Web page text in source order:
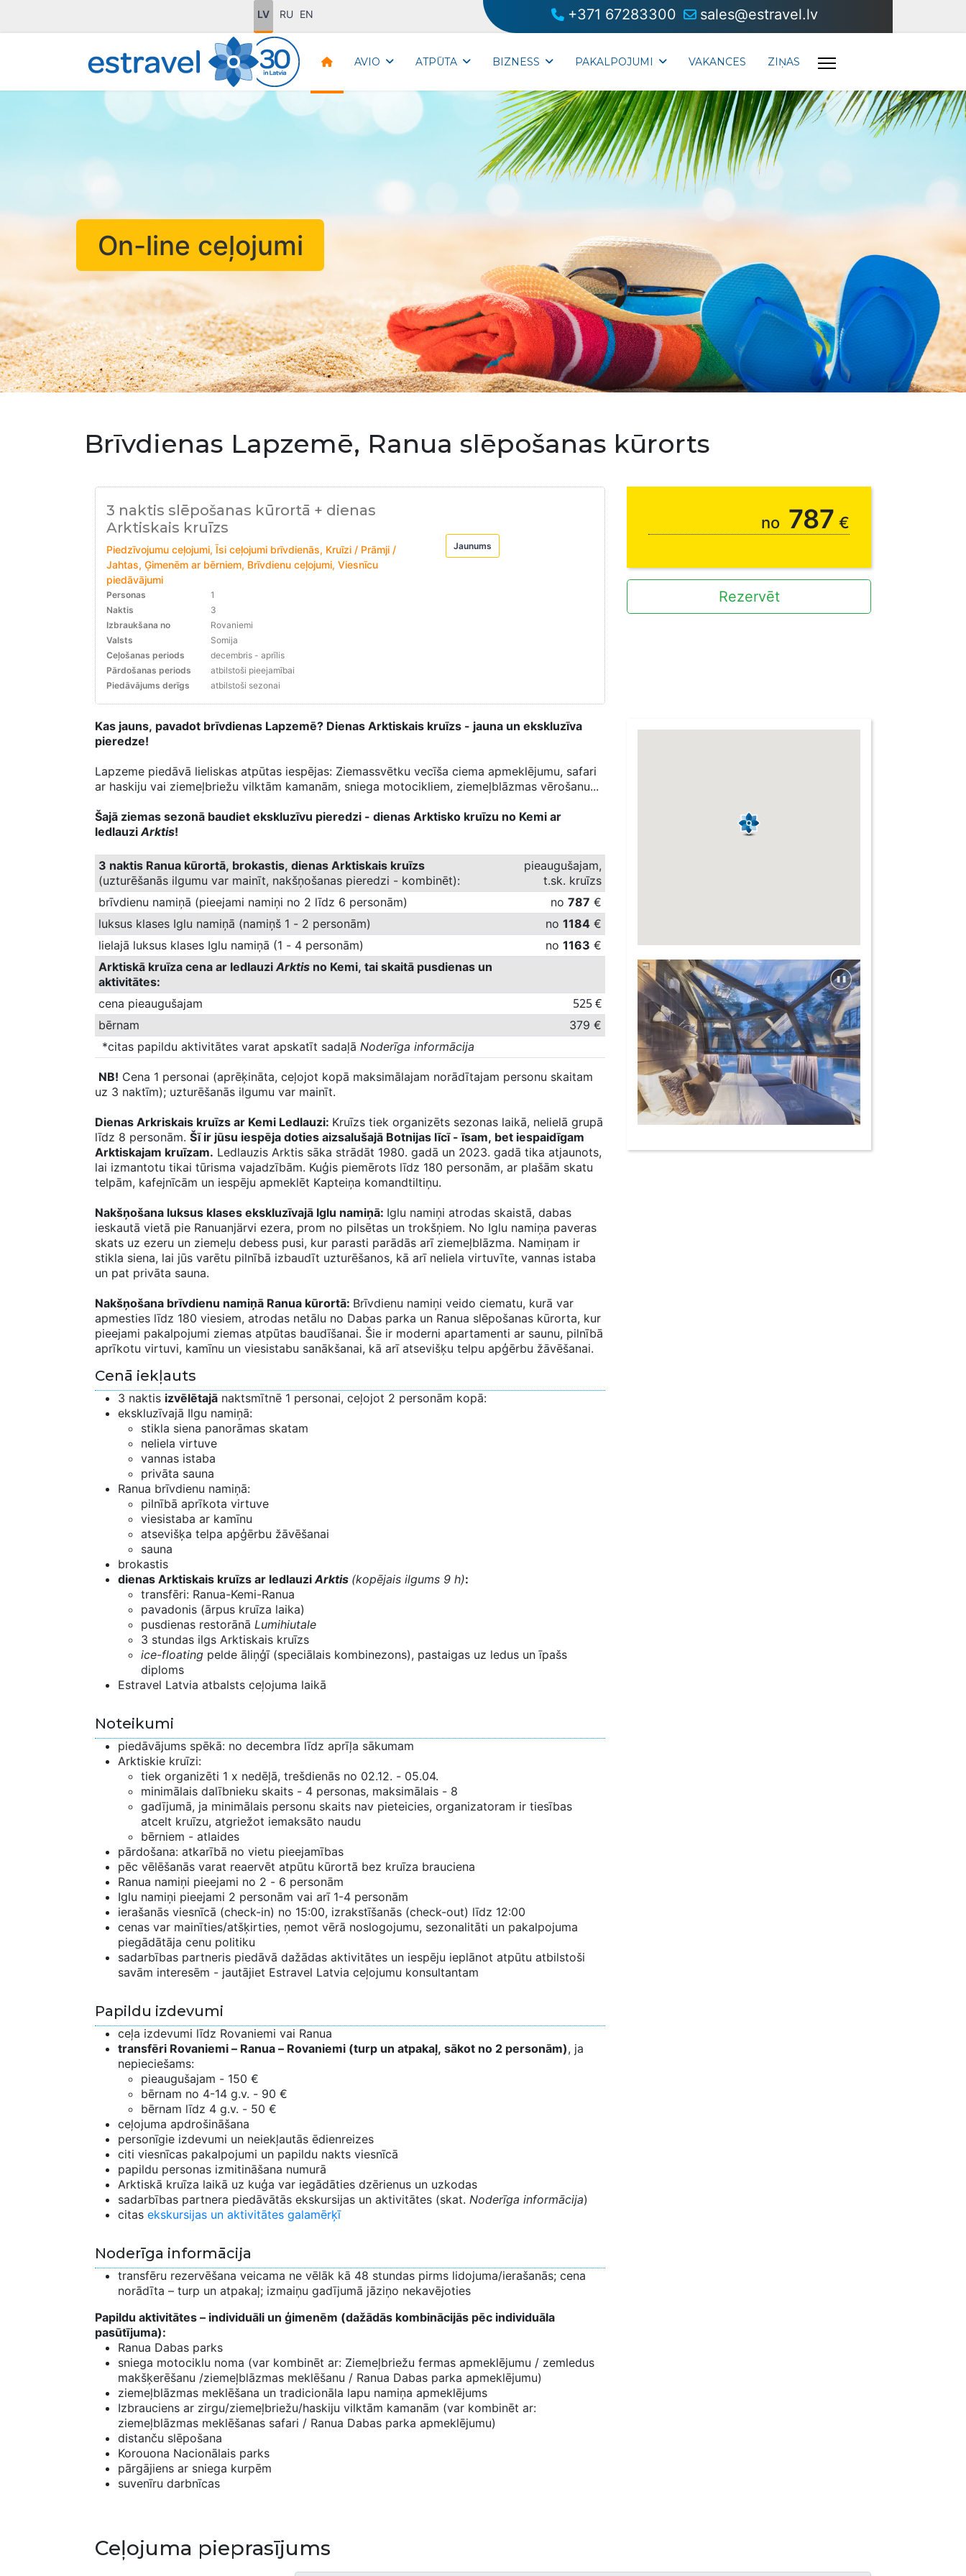
LV RU EN +371 67283300 sales@estravel.lv
AVIO ATPŪTA BIZNESS PAKALPOJUMI VAKANCES ZIŅAS
On-line ceļojumi
Brīvdienas Lapzemē, Ranua slēpošanas kūrorts
3 naktis slēpošanas kūrortā + dienas
Arktiskais kruīzs
Piedzīvojumu ceļojumi, Īsi ceļojumi brīvdienās, Kruīzi / Prāmji /
Jahtas, Ģimenēm ar bērniem, Brīvdienu ceļojumi, Viesnīcu
piedāvājumi
Personas
1
Naktis
3
Izbraukšana no
Rovaniemi
Valsts
Somija
Ceļošanas periods
decembris - aprīlis
Pārdošanas periods
atbilstoši pieejamībai
Piedāvājums derīgs
atbilstoši sezonai
Jaunums
no 787 €
Rezervēt
Kas jauns, pavadot brīvdienas Lapzemē? Dienas Arktiskais kruīzs - jauna un ekskluzīva
pieredze!
Lapzeme piedāvā lieliskas atpūtas iespējas: Ziemassvētku vecīša ciema apmeklējumu, safari
ar haskiju vai ziemeļbriežu vilktām kamanām, sniega motocikliem, ziemeļblāzmas vērošanu...
Šajā ziemas sezonā baudiet ekskluzīvu pieredzi - dienas Arktisko kruīzu no Kemi ar
ledlauziArktis!
3 naktis Ranua kūrortā, brokastis, dienas Arktiskais kruīzs
(uzturēšanās ilgumu var mainīt, nakšņošanas pieredzi - kombinēt):
pieaugušajam,
t.sk. kruīzs
brīvdienu namiņā (pieejami namiņi no 2 līdz 6 personām)
no787 €
luksus klases Iglu namiņā (namiņš 1 - 2 personām)
no1184 €
lielajā luksus klases Iglu namiņā (1 - 4 personām)
no1163 €
Arktiskā kruīza cena ar ledlauziArktis no Kemi, tai skaitā pusdienas un
aktivitātes:
cena pieaugušajam
525 €
bērnam
379 €
*citas papildu aktivitātes varat apskatīt sadaļā Noderīga informācija
NB! Cena 1 personai (aprēķināta, ceļojot kopā maksimālajam norādītajam personu skaitam
uz 3 naktīm); uzturēšanās ilgumu var mainīt.
Dienas Arkriskais kruīzs ar Kemi Ledlauzi: Kruīzs tiek organizēts sezonas laikā, nelielā grupā
līdz 8 personām. Šī ir jūsu iespēja doties aizsalušajā Botnijas līcī - īsam, bet iespaidīgam
Arktiskajam kruīzam. Ledlauzis Arktis sāka strādāt 1980. gadā un 2023. gadā tika atjaunots,
lai izmantotu tikai tūrisma vajadzībām. Kuģis piemērots līdz 180 personām, ar plašām skatu
telpām, kafejnīcām un iespēju apmeklēt Kapteiņa komandtiltiņu.
Nakšņošana luksus klases ekskluzīvajā Iglu namiņā: Iglu namiņi atrodas skaistā, dabas
ieskautā vietā pie Ranuanjärvi ezera, prom no pilsētas un trokšņiem. No Iglu namiņa paveras
skats uz ezeru un ziemeļu debess pusi, kur parasti parādās arī ziemeļblāzma. Namiņam ir
stikla siena, lai jūs varētu pilnībā izbaudīt uzturēšanos, kā arī neliela virtuvīte, vannas istaba
un pat privāta sauna.
Nakšņošana brīvdienu namiņā Ranua kūrortā: Brīvdienu namiņi veido ciematu, kurā var
apmesties līdz 180 viesiem, atrodas netālu no Dabas parka un Ranua slēpošanas kūrorta, kur
pieejami pakalpojumi ziemas atpūtas baudīšanai. Šie ir moderni apartamenti ar saunu, pilnībā
aprīkotu virtuvi, kamīnu un viesistabu sanākšanai, kā arī atsevišķu telpu apģērbu žāvēšanai.
Cenā iekļauts
3 naktis izvēlētajā naktsmītnē 1 personai, ceļojot 2 personām kopā:
ekskluzīvajā Ilgu namiņā:
stikla siena panorāmas skatam
neliela virtuve
vannas istaba
privāta sauna
Ranua brīvdienu namiņā:
pilnībā aprīkota virtuve
viesistaba ar kamīnu
atsevišķa telpa apģērbu žāvēšanai
sauna
brokastis
dienas Arktiskais kruīzs ar ledlauziArktis (kopējais ilgums 9 h):
transfēri: Ranua-Kemi-Ranua
pavadonis (ārpus kruīza laika)
pusdienas restorānā Lumihiutale
3 stundas ilgs Arktiskais kruīzs
ice-floating pelde āliņģī (speciālais kombinezons), pastaigas uz ledus un īpašs
diploms
Estravel Latvia atbalsts ceļojuma laikā
Noteikumi
piedāvājums spēkā: no decembra līdz aprīļa sākumam
Arktiskie kruīzi:
tiek organizēti 1 x nedēļā, trešdienās no 02.12. - 05.04.
minimālais dalībnieku skaits - 4 personas, maksimālais - 8
gadījumā, ja minimālais personu skaits nav pieteicies, organizatoram ir tiesības
atcelt kruīzu, atgriežot iemaksāto naudu
bērniem - atlaides
pārdošana: atkarībā no vietu pieejamības
pēc vēlēšanās varat reaervēt atpūtu kūrortā bez kruīza brauciena
Ranua namiņi pieejami no 2 - 6 personām
Iglu namiņi pieejami 2 personām vai arī 1-4 personām
ierašanās viesnīcā (check-in) no 15:00, izrakstīšanās (check-out) līdz 12:00
cenas var mainīties/atšķirties, ņemot vērā noslogojumu, sezonalitāti un pakalpojuma
piegādātāja cenu politiku
sadarbības partneris piedāvā dažādas aktivitātes un iespēju ieplānot atpūtu atbilstoši
savām interesēm - jautājiet Estravel Latvia ceļojumu konsultantam
Papildu izdevumi
ceļa izdevumi līdz Rovaniemi vai Ranua
transfēri Rovaniemi – Ranua – Rovaniemi (turp un atpakaļ, sākot no 2 personām), ja
nepieciešams:
pieaugušajam - 150 €
bērnam no 4-14 g.v. - 90 €
bērnam līdz 4 g.v. - 50 €
ceļojuma apdrošināšana
personīgie izdevumi un neiekļautās ēdienreizes
citi viesnīcas pakalpojumi un papildu nakts viesnīcā
papildu personas izmitināšana numurā
Arktiskā kruīza laikā uz kuģa var iegādāties dzērienus un uzkodas
sadarbības partnera piedāvātās ekskursijas un aktivitātes (skat. Noderīga informācija)
citas ekskursijas un aktivitātes galamērķī
Noderīga informācija
transfēru rezervēšana veicama ne vēlāk kā 48 stundas pirms lidojuma/ierašanās; cena
norādīta – turp un atpakaļ; izmaiņu gadījumā jāziņo nekavējoties
Papildu aktivitātes – individuāli un ģimenēm (dažādās kombinācijās pēc individuāla
pasūtījuma):
Ranua Dabas parks
sniega motociklu noma (var kombinēt ar: Ziemeļbriežu fermas apmeklējumu / zemledus
makšķerēšanu /ziemeļblāzmas meklēšanu / Ranua Dabas parka apmeklējumu)
ziemeļblāzmas meklēšana un tradicionāla lapu namiņa apmeklējums
Izbrauciens ar zirgu/ziemeļbriežu/haskiju vilktām kamanām (var kombinēt ar:
ziemeļblāzmas meklēšanas safari / Ranua Dabas parka apmeklējumu)
distanču slēpošana
Korouona Nacionālais parks
pārgājiens ar sniega kurpēm
suvenīru darbnīcas
Ceļojuma pieprasījums